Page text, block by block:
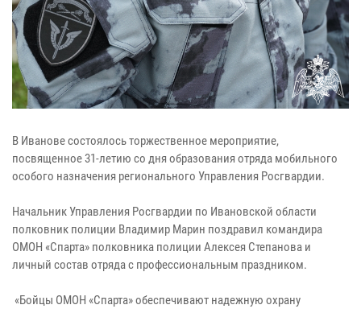
В Иванове состоялось торжественное мероприятие,
посвященное 31-летию со дня образования отряда мобильного
особого назначения регионального Управления Росгвардии.
Начальник Управления Росгвардии по Ивановской области
полковник полиции Владимир Марин поздравил командира
ОМОН «Спарта» полковника полиции Алексея Степанова и
личный состав отряда с профессиональным праздником.
«Бойцы ОМОН «Спарта» обеспечивают надежную охрану